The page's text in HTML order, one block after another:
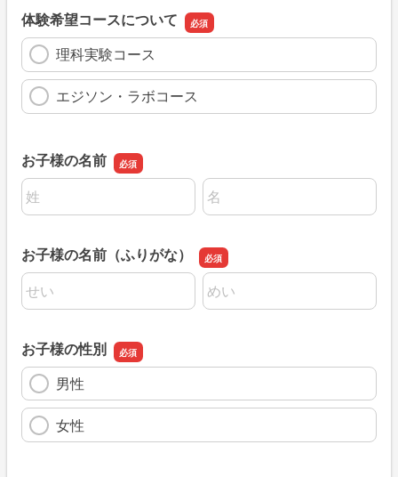
体験希望コースについて
理科実験コース
エジソン・ラボコース
お子様の名前
名前の姓
名前の名
お子様の名前（ふりがな）
名前の姓
名前の名
お子様の性別
男性
女性